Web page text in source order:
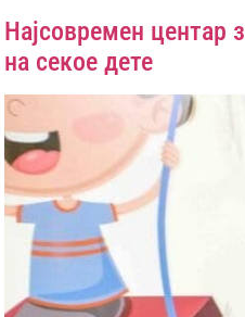
Најсовремен центар
на секое дете